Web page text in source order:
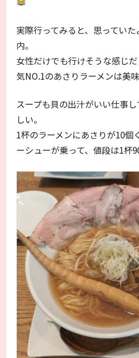
実際行ってみると、思ってい
内。
女性だけでも行けそうな感じ
気NO.1のあさりラーメンは美
スープも貝の出汁がいい仕事
しい。
1杯のラーメンにあさりが10個
ーシューが乗って、値段は1杯